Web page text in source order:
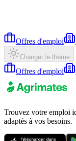
Offres d'emploi
Changer le thème
Offres d'emploi
Trouvez votre emploi
adaptés à vos besoins.